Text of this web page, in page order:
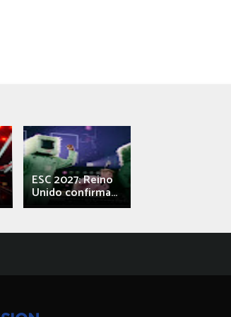
ESC 2027: Reino
Unido confirma...